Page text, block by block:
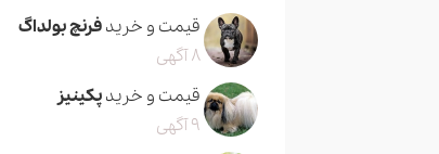
قیمت و خریدفرنچ بولداگ
8 آگهی
قیمت و خریدپکینیز
9 آگهی